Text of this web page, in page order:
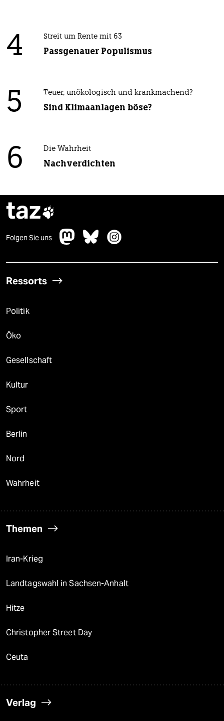
4 Streit um Rente mit 63
Passgenauer Populismus
5 Teuer, unökologisch und krankmachend?
Sind Klimaanlagen böse?
6 Die Wahrheit
Nachverdichten
taz
Folgen Sie uns
Ressorts
Politik
Öko
Gesellschaft
Kultur
Sport
Berlin
Nord
Wahrheit
Themen
Iran-Krieg
Landtagswahl in Sachsen-Anhalt
Hitze
Christopher Street Day
Ceuta
Verlag